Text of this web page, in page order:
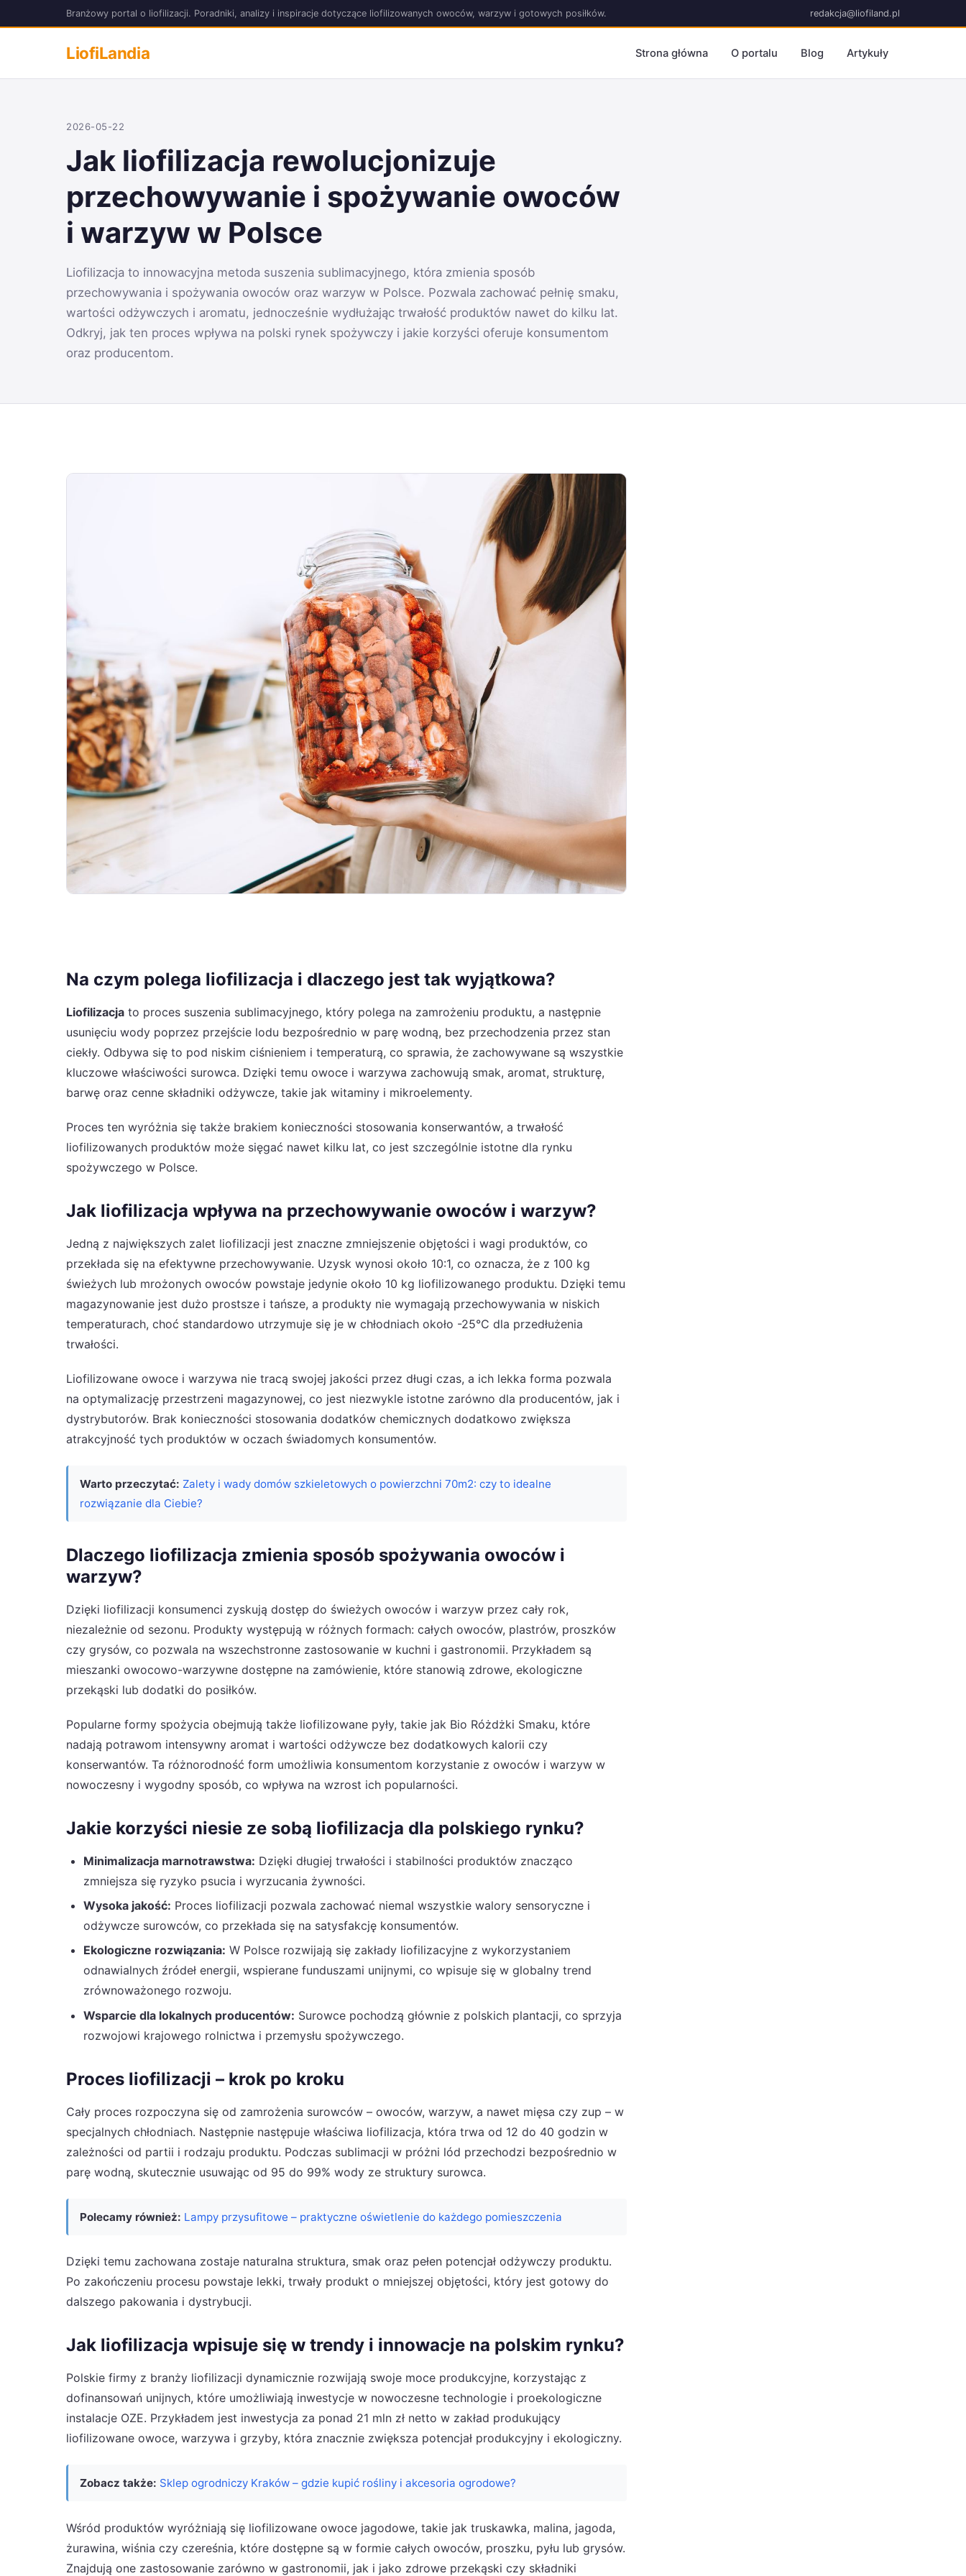
Branżowy portal o liofilizacji. Poradniki, analizy i inspiracje dotyczące liofilizowanych owoców, warzyw i gotowych posiłków. redakcja@liofiland.pl
LiofiLandia Strona główna O portalu Blog Artykuły
2026-05-22
Jak liofilizacja rewolucjonizuje
przechowywanie i spożywanie owoców
i warzyw w Polsce
Liofilizacja to innowacyjna metoda suszenia sublimacyjnego, która zmienia sposób
przechowywania i spożywania owoców oraz warzyw w Polsce. Pozwala zachować pełnię smaku,
wartości odżywczych i aromatu, jednocześnie wydłużając trwałość produktów nawet do kilku lat.
Odkryj, jak ten proces wpływa na polski rynek spożywczy i jakie korzyści oferuje konsumentom
oraz producentom.
Na czym polega liofilizacja i dlaczego jest tak wyjątkowa?
Liofilizacja to proces suszenia sublimacyjnego, który polega na zamrożeniu produktu, a następnie
usunięciu wody poprzez przejście lodu bezpośrednio w parę wodną, bez przechodzenia przez stan
ciekły. Odbywa się to pod niskim ciśnieniem i temperaturą, co sprawia, że zachowywane są wszystkie
kluczowe właściwości surowca. Dzięki temu owoce i warzywa zachowują smak, aromat, strukturę,
barwę oraz cenne składniki odżywcze, takie jak witaminy i mikroelementy.
Proces ten wyróżnia się także brakiem konieczności stosowania konserwantów, a trwałość
liofilizowanych produktów może sięgać nawet kilku lat, co jest szczególnie istotne dla rynku
spożywczego w Polsce.
Jak liofilizacja wpływa na przechowywanie owoców i warzyw?
Jedną z największych zalet liofilizacji jest znaczne zmniejszenie objętości i wagi produktów, co
przekłada się na efektywne przechowywanie. Uzysk wynosi około 10:1, co oznacza, że z 100 kg
świeżych lub mrożonych owoców powstaje jedynie około 10 kg liofilizowanego produktu. Dzięki temu
magazynowanie jest dużo prostsze i tańsze, a produkty nie wymagają przechowywania w niskich
temperaturach, choć standardowo utrzymuje się je w chłodniach około -25°C dla przedłużenia
trwałości.
Liofilizowane owoce i warzywa nie tracą swojej jakości przez długi czas, a ich lekka forma pozwala
na optymalizację przestrzeni magazynowej, co jest niezwykle istotne zarówno dla producentów, jak i
dystrybutorów. Brak konieczności stosowania dodatków chemicznych dodatkowo zwiększa
atrakcyjność tych produktów w oczach świadomych konsumentów.
Warto przeczytać: Zalety i wady domów szkieletowych o powierzchni 70m2: czy to idealne
rozwiązanie dla Ciebie?
Dlaczego liofilizacja zmienia sposób spożywania owoców i
warzyw?
Dzięki liofilizacji konsumenci zyskują dostęp do świeżych owoców i warzyw przez cały rok,
niezależnie od sezonu. Produkty występują w różnych formach: całych owoców, plastrów, proszków
czy grysów, co pozwala na wszechstronne zastosowanie w kuchni i gastronomii. Przykładem są
mieszanki owocowo-warzywne dostępne na zamówienie, które stanowią zdrowe, ekologiczne
przekąski lub dodatki do posiłków.
Popularne formy spożycia obejmują także liofilizowane pyły, takie jak Bio Różdżki Smaku, które
nadają potrawom intensywny aromat i wartości odżywcze bez dodatkowych kalorii czy
konserwantów. Ta różnorodność form umożliwia konsumentom korzystanie z owoców i warzyw w
nowoczesny i wygodny sposób, co wpływa na wzrost ich popularności.
Jakie korzyści niesie ze sobą liofilizacja dla polskiego rynku?
Minimalizacja marnotrawstwa: Dzięki długiej trwałości i stabilności produktów znacząco
zmniejsza się ryzyko psucia i wyrzucania żywności.
Wysoka jakość: Proces liofilizacji pozwala zachować niemal wszystkie walory sensoryczne i
odżywcze surowców, co przekłada się na satysfakcję konsumentów.
Ekologiczne rozwiązania: W Polsce rozwijają się zakłady liofilizacyjne z wykorzystaniem
odnawialnych źródeł energii, wspierane funduszami unijnymi, co wpisuje się w globalny trend
zrównoważonego rozwoju.
Wsparcie dla lokalnych producentów: Surowce pochodzą głównie z polskich plantacji, co sprzyja
rozwojowi krajowego rolnictwa i przemysłu spożywczego.
Proces liofilizacji – krok po kroku
Cały proces rozpoczyna się od zamrożenia surowców – owoców, warzyw, a nawet mięsa czy zup – w
specjalnych chłodniach. Następnie następuje właściwa liofilizacja, która trwa od 12 do 40 godzin w
zależności od partii i rodzaju produktu. Podczas sublimacji w próżni lód przechodzi bezpośrednio w
parę wodną, skutecznie usuwając od 95 do 99% wody ze struktury surowca.
Polecamy również: Lampy przysufitowe – praktyczne oświetlenie do każdego pomieszczenia
Dzięki temu zachowana zostaje naturalna struktura, smak oraz pełen potencjał odżywczy produktu.
Po zakończeniu procesu powstaje lekki, trwały produkt o mniejszej objętości, który jest gotowy do
dalszego pakowania i dystrybucji.
Jak liofilizacja wpisuje się w trendy i innowacje na polskim rynku?
Polskie firmy z branży liofilizacji dynamicznie rozwijają swoje moce produkcyjne, korzystając z
dofinansowań unijnych, które umożliwiają inwestycje w nowoczesne technologie i proekologiczne
instalacje OZE. Przykładem jest inwestycja za ponad 21 mln zł netto w zakład produkujący
liofilizowane owoce, warzywa i grzyby, która znacznie zwiększa potencjał produkcyjny i ekologiczny.
Zobacz także: Sklep ogrodniczy Kraków – gdzie kupić rośliny i akcesoria ogrodowe?
Wśród produktów wyróżniają się liofilizowane owoce jagodowe, takie jak truskawka, malina, jagoda,
żurawina, wiśnia czy czereśnia, które dostępne są w formie całych owoców, proszku, pyłu lub grysów.
Znajdują one zastosowanie zarówno w gastronomii, jak i jako zdrowe przekąski czy składniki